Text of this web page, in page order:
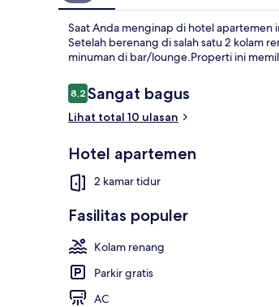
Saat Anda menginap di hotel apartemen
Setelah berenang di salah satu 2 kolam
minuman di bar/lounge.Properti ini
Ulasan
8,28,2 dari 10
Sangat bagus
Lihat total 10 ulasan
Hotel apartemen
2 kamar tidur
Fasilitas populer
Kolam renang
Parkir gratis
AC